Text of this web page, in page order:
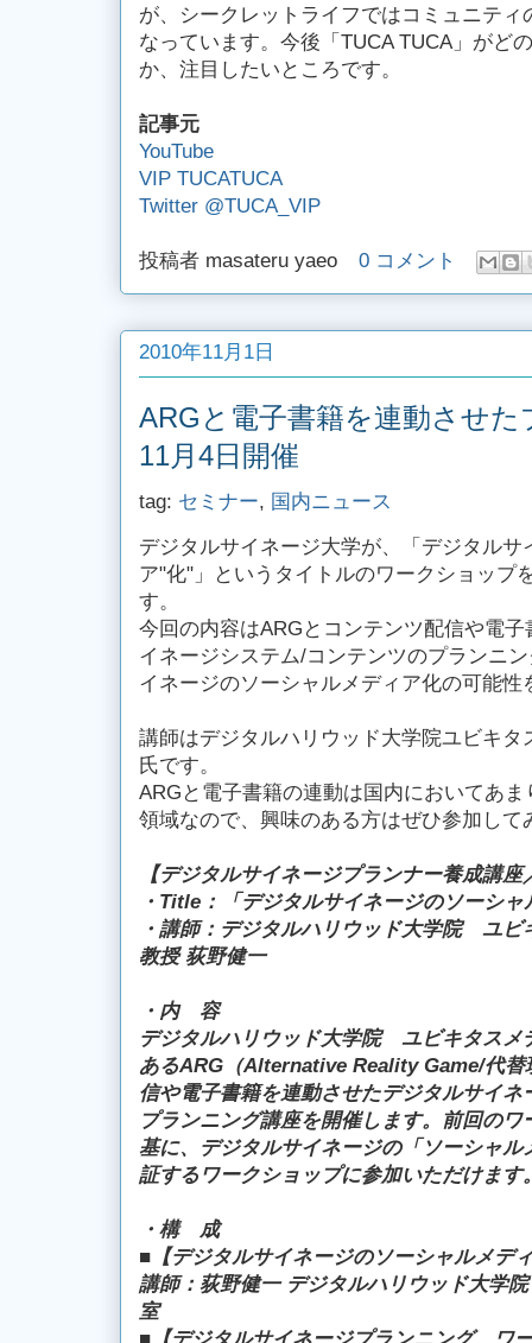
が、シークレットライフではコミュニテ
なっています。今後「TUCA TUCA」がど
か、注目したいところです。
記事元
YouTube
VIP TUCATUCA
Twitter @TUCA_VIP
投稿者 masateru yaeo 0 コメント
2010年11月1日
ARGと電子書籍を連動させ
11月4日開催
tag: セミナー, 国内ニュース
デジタルサイネージ大学が、「デジタル
ア"化"」というタイトルのワークショップ
す。
今回の内容はARGとコンテンツ配信や電
イネージシステム/コンテンツのプランニ
イネージのソーシャルメディア化の可能
講師はデジタルハリウッド大学院ユビキ
氏です。
ARGと電子書籍の連動は国内においてあ
領域なので、興味のある方はぜひ参加して
【デジタルサイネージプランナー養成講
・Title：「デジタルサイネージのソーシ
・講師：デジタルハリウッド大学院 ユ
教授 荻野健一
・内 容
デジタルハリウッド大学院 ユビキタスメ
あるARG（Alternative Reality Game/代替
信や電子書籍を連動させたデジタルサイ
プランニング講座を開催します。前回の
基に、デジタルサイネージの「ソーシャ
証するワークショップに参加いただけます
・構 成
■【デジタルサイネージのソーシャルメデ
講師：荻野健一 デジタルハリウッド大学
室
■【デジタルサイネージプランニング ワ